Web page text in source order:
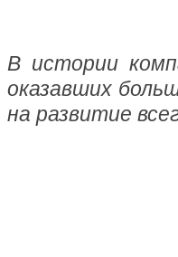
В истории
оказавших
на развитие